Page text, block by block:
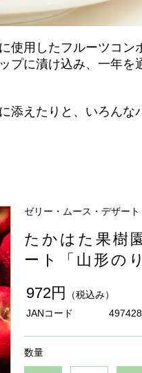
使用したフルーツコン
プに漬け込み、一年を
添えたりと、いろんな
ゼリー・ムース・デザート
たかはた果樹
ート「山形の
972円
（税込み）
JANコード
数量